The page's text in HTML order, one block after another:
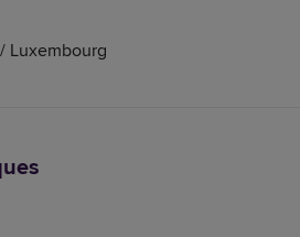
Luxembourg